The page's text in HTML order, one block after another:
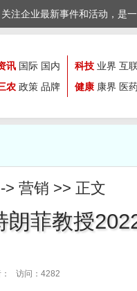
注企业最新事件和活动，是
讯 国际 国内
农 政策 品牌
科技 业界 互
健康 康界 医
-> 营销 >> 正文
朗菲教授
访问：4282